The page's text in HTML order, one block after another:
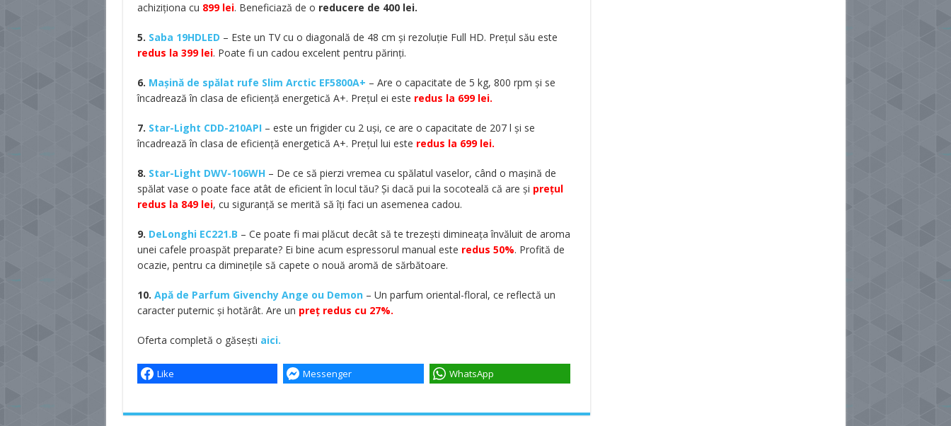
achiziționa cu 899 lei. Beneficiază de o reducere de 400 lei.
5. Saba 19HDLED – Este un TV cu o diagonală de 48 cm și rezoluție Full HD. Prețul său este
redus la 399 lei. Poate fi un cadou excelent pentru părinți.
6. Mașină de spălat rufe Slim Arctic EF5800A+ – Are o capacitate de 5 kg, 800 rpm și se
încadrează în clasa de eficiență energetică A+. Prețul ei este redus la 699 lei.
7. Star-Light CDD-210API– este un frigider cu 2 uși, ce are o capacitate de 207 l și se
încadrează în clasa de eficiență energetică A+. Prețul lui este redus la 699 lei.
8. Star-Light DWV-106WH– De ce să pierzi vremea cu spălatul vaselor, când o mașină de
spălat vase o poate face atât de eficient în locul tău? Și dacă pui la socoteală că are și prețul
redus la 849 lei, cu siguranță se merită să îți faci un asemenea cadou.
9. DeLonghi EC221.B – Ce poate fi mai plăcut decât să te trezești dimineața învăluit de aroma
unei cafele proaspăt preparate? Ei bine acum espressorul manual este redus 50%. Profită de
ocazie, pentru ca diminețile să capete o nouă aromă de sărbătoare.
10. Apă de Parfum Givenchy Ange ou Demon– Un parfum oriental-floral, ce reflectă un
caracter puternic și hotărât. Are un preț redus cu 27%.
Oferta completă o găsești aici.
Like Messenger WhatsApp